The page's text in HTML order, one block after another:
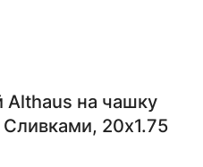
Althaus на чашку
20х1.75